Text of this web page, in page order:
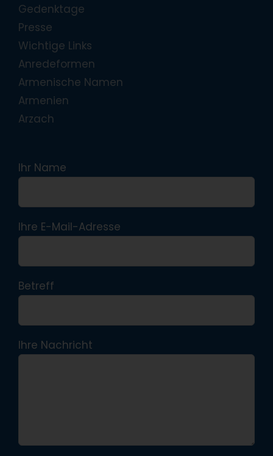
Gedenktage
Presse
Wichtige Links
Anredeformen
Armenische Namen
Armenien
Arzach
Ihr Name
Ihre E-Mail-Adresse
Betreff
Ihre Nachricht